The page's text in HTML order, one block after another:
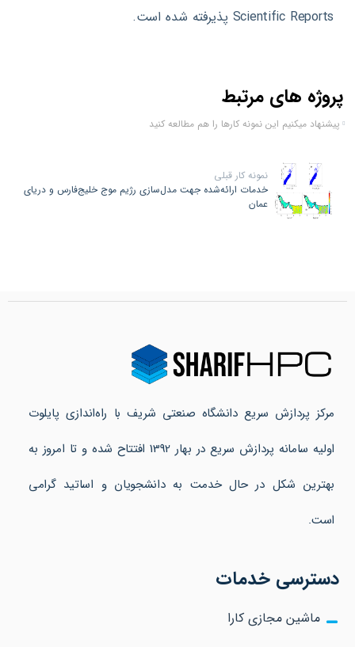
Scientific Reports پذیرفته شده است.
پروژه های مرتبط
پیشنهاد میکنیم این نمونه کارها را هم مطالعه کنید
نمونه کار قبلی
خدمات ارائه‌شده جهت مدل‌سازی رژیم موج خلیج‌فارس و دریای
عمان
مرکز پردازش سریع دانشگاه صنعتی شریف با راه‌اندازی پایلوت
اولیه سامانه پردازش سریع در بهار 1392 افتتاح شده و تا امروز به
بهترین شکل در حال خدمت به دانشجویان و اساتید گرامی
است.
دسترسی خدمات
ماشین مجازی کارا